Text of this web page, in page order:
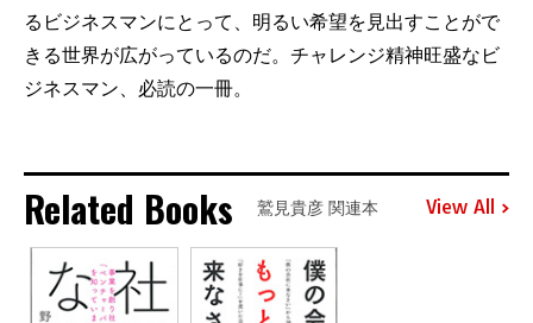
るビジネスマンにとって、明るい希望を見出すことがで
きる世界が広がっているのだ。チャレンジ精神旺盛なビ
ジネスマン、必読の一冊。
Related Books 鷲見貴彦 関連本 View All